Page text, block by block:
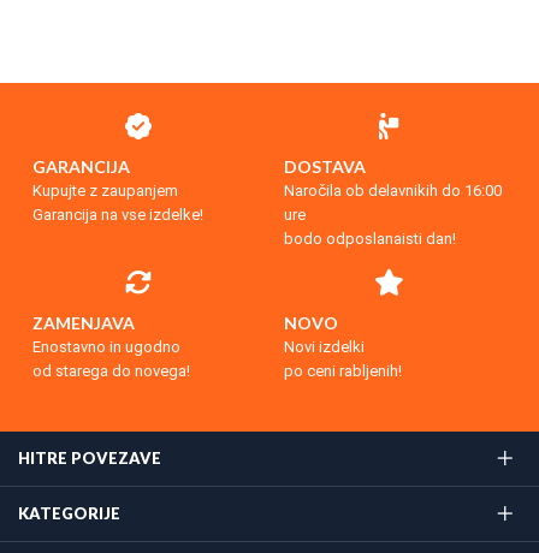
GARANCIJA
Kupujte z zaupanjem
Garancija na vse izdelke!
DOSTAVA
Naročila ob delavnikih do 16:00
ure
bodo odposlanaisti dan!
ZAMENJAVA
Enostavno in ugodno
od starega do novega!
NOVO
Novi izdelki
po ceni rabljenih!
HITRE POVEZAVE
KATEGORIJE